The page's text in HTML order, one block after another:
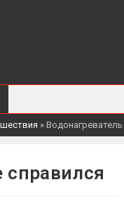
»
справился